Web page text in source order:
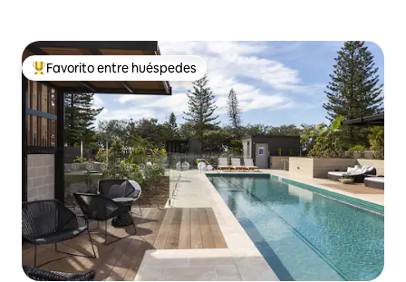
Favorito entre los huéspedes más destacados
Favorito entre huéspedes